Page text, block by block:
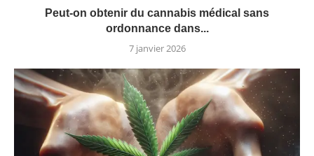
Peut-on obtenir du cannabis médical sans
ordonnance dans...
7 janvier 2026